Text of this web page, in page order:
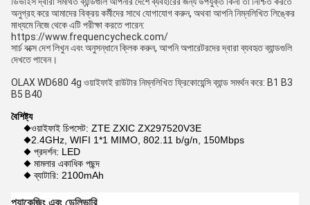
অনুগ্রহ করে আমাদের বিক্রয় কর্মীদের সাথে যোগাযোগ করুন, অথবা আপনি নিম্নলিখিত লিঙ্কের
মাধ্যমে নিজে থেকে এটি পরীক্ষা করতে পারেন:
https://www.frequencycheck.com/
সার্চ বক্সে দেশ লিখুন এবং অনুসন্ধানে ক্লিক করুন, আপনি অপারেটরদের দ্বারা ব্যবহৃত ব্যান্ডগুলি
দেখতে পাবেন।
OLAX WD680 4g ওয়াইফাই রাউটার নিম্নলিখিত ফ্রিকোয়েন্সি ব্যান্ড সমর্থন করে: B1 B3
B5 B40
বৈশিষ্ট্য
◆ওয়াইফাই চিপসেট: ZTE ZXIC ZX297520V3E
◆2.4GHz, WIFI 1*1 MIMO, 802.11 b/g/n, 150Mbps
◆ প্রদর্শন: LED
◆ মামলার একাধিক পছন্দ
◆ ব্যাটারি: 2100mAh
প্যাকেজিং এবং ডেলিভারি